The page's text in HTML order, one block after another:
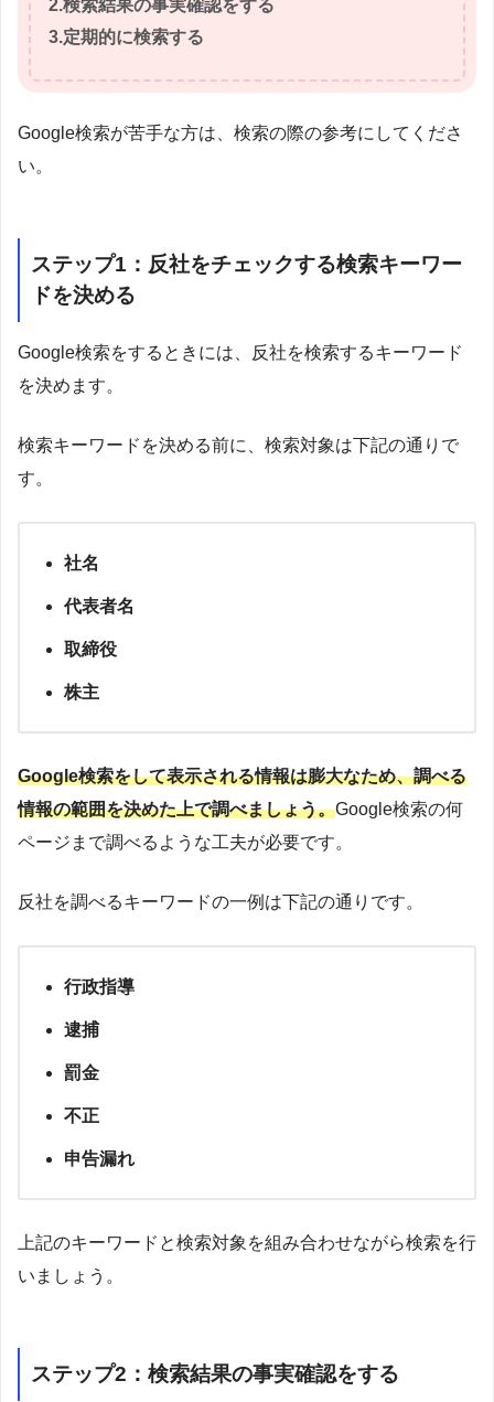
2.検索結果の事実確認をする
3.定期的に検索する
Google検索が苦手な方は、検索の際の参考にしてくださ
い。
ステップ1：反社をチェックする検索キーワー
ドを決める
Google検索をするときには、反社を検索するキーワード
を決めます。
検索キーワードを決める前に、検索対象は下記の通りで
す。
社名
代表者名
取締役
株主
Google検索をして表示される情報は膨大なため、調べる
情報の範囲を決めた上で調べましょう。Google検索の何
ページまで調べるような工夫が必要です。
反社を調べるキーワードの一例は下記の通りです。
行政指導
逮捕
罰金
不正
申告漏れ
上記のキーワードと検索対象を組み合わせながら検索を行
いましょう。
ステップ2：検索結果の事実確認をする